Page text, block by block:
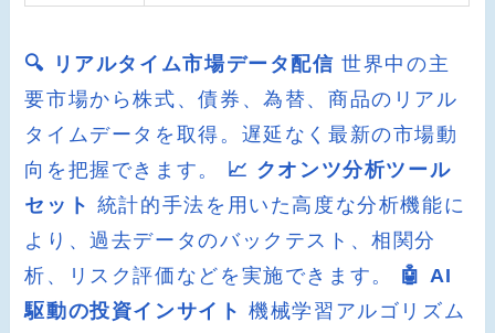
🔍 リアルタイム市場データ配信 世界中の主
要市場から株式、債券、為替、商品のリアル
タイムデータを取得。遅延なく最新の市場動
向を把握できます。
📈 クオンツ分析ツール
セット 統計的手法を用いた高度な分析機能に
より、過去データのバックテスト、相関分
析、リスク評価などを実施できます。 🤖 AI
駆動の投資インサイト 機械学習アルゴリズム